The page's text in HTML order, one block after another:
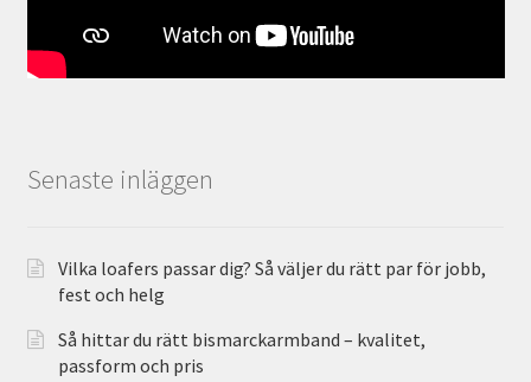
Senaste inläggen
Vilka loafers passar dig? Så väljer du rätt par för jobb,
fest och helg
Så hittar du rätt bismarckarmband – kvalitet,
passform och pris